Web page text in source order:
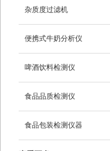
杂质度过滤机
便携式牛奶分析仪
啤酒饮料检测仪
食品品质检测仪
食品包装检测仪器